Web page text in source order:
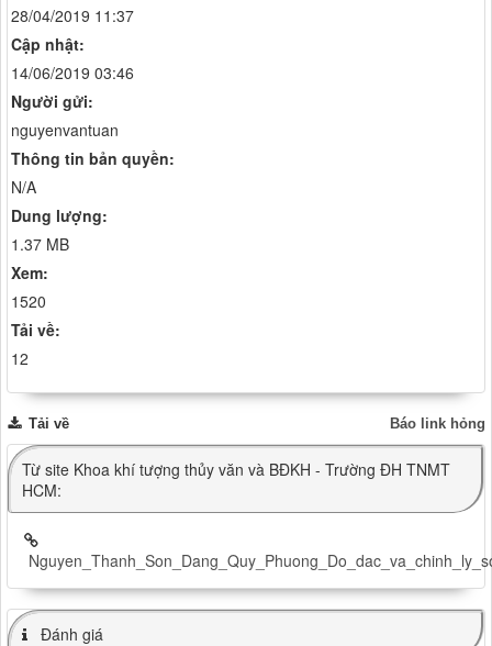
28/04/2019 11:37
Cập nhật:
14/06/2019 03:46
Người gửi:
nguyenvantuan
Thông tin bản quyền:
N/A
Dung lượng:
1.37 MB
Xem:
1520
Tải về:
12
Báo link hỏng
Tải về
Từ site Khoa khí tượng thủy văn và BĐKH - Trường ĐH TNMT
HCM:
Đánh giá